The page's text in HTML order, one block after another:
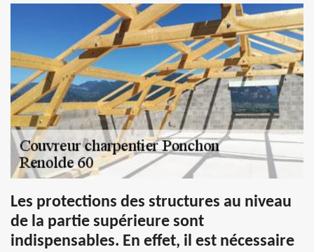
Les protections des structures au niveau
de la partie supérieure sont
indispensables. En effet, il est nécessaire